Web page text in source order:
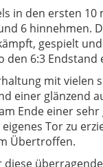
in den ersten 10
6 hinnehmen.
gespielt
den 6:3 Endstand
mit vielen
einer glänzend
Ende einer
Tor zu
Übertroffen.